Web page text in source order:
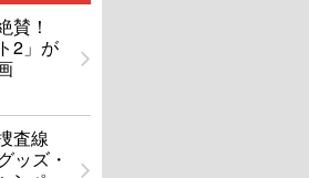
賛！
2」が
査線
ッズ・